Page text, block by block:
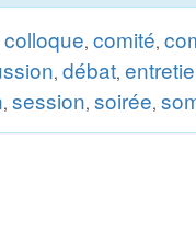
colloque, comité,
, débat,
, session, soirée,